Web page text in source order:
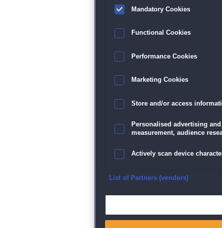
Mandatory Cookies
Functional Cookies
Performance Cookies
Marketing Cookies
Store and/or access
Personalised advertising
measurement, audience
Actively scan device
Ensure security, prevent
List of Partners (vendors)